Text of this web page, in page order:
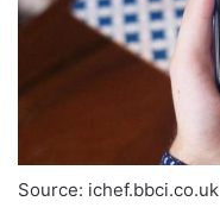
Source: ichef.bbci.co.uk